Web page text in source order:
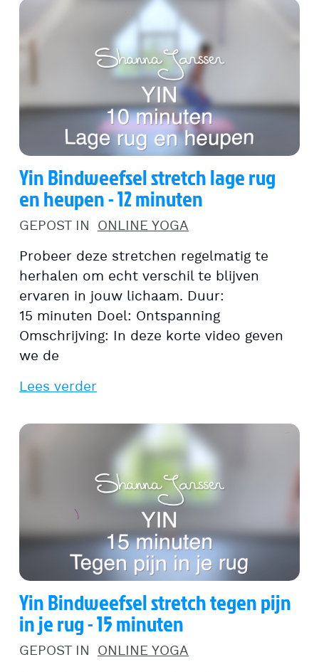
Yin Bindweefsel stretch lage rug
en heupen - 12 minuten
GEPOST IN ONLINE YOGA
Probeer deze stretchen regelmatig te
herhalen om echt verschil te blijven
ervaren in jouw lichaam. Duur:
15 minuten Doel: Ontspanning
Omschrijving: In deze korte video geven
we de
Lees verder
Yin Bindweefsel stretch tegen pijn
in je rug - 15 minuten
GEPOST IN ONLINE YOGA